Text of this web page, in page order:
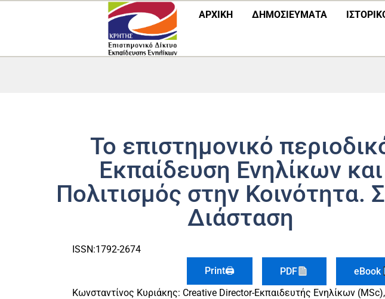
ΑΡΧΙΚΗ ΔΗΜΟΣΙΕΎΜΑΤΑ
Το επιστημονικό
Εκπαίδευση Ενηλίκων και
Πολιτισμός στην Κοινότητα.
Διάσταση
ISSN:1792-2674
Print🖨
PDF
eBook
Kωνσταντίνος Κυριάκης: Creative Director-Εκπαιδευτής Ενηλίκων (MSc),